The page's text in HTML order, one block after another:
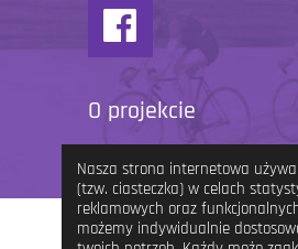
O projekcie
Nasza strona internetowa
(tzw. ciasteczka) w celach
reklamowych oraz
możemy indywidualnie